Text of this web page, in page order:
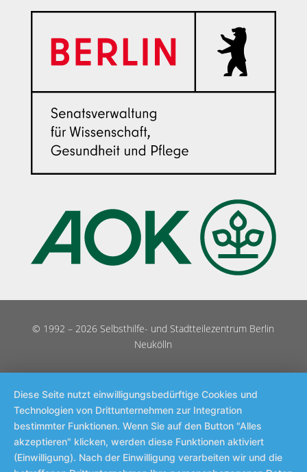
© 1992 – 2026 Selbsthilfe- und Stadtteilezentrum Berlin
Neukölln
Diese Seite nutzt einwilligungsbedürftige Cookies und
Technologien von Drittunternehmen zur Integration
bestimmter Funktionen. Wenn Sie auf den Button "Alles
akzeptieren" klicken, werden diese Funktionen aktiviert
(Einwilligung). Nach der Einwilligung verarbeiten wir und die